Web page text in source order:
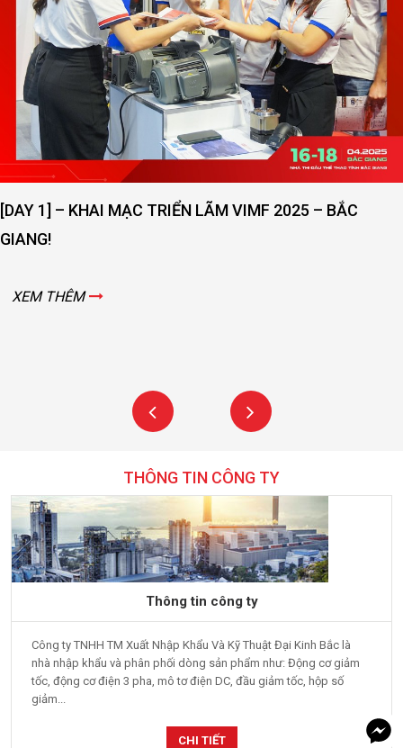
[DAY 1] – KHAI MẠC TRIỂN LÃM VIMF 2025 – BẮC
GIANG!
XEM THÊM
THÔNG TIN CÔNG TY
Thông tin công ty
Công ty TNHH TM Xuất Nhập Khẩu Và Kỹ Thuật Đại Kinh Bắc là
nhà nhập khẩu và phân phối dòng sản phẩm như: Động cơ giảm
tốc, động cơ điện 3 pha, mô tơ điện DC, đầu giảm tốc, hộp số
giảm...
CHI TIẾT